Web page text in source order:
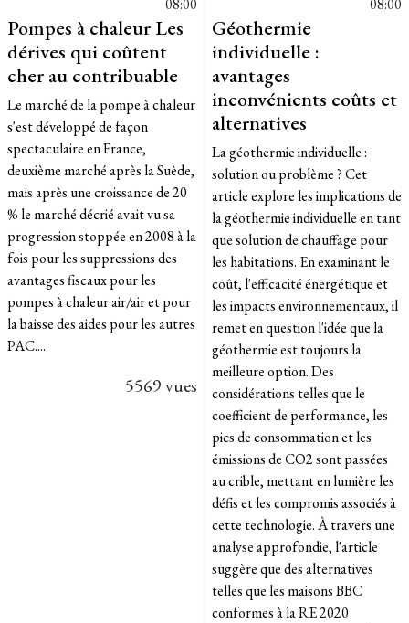
08:00
Pompes à chaleur Les
dérives qui coûtent
cher au contribuable
Le marché de la pompe à chaleur
s'est développé de façon
spectaculaire en France,
deuxième marché après la Suède,
mais après une croissance de 20
% le marché décrié avait vu sa
progression stoppée en 2008 à la
fois pour les suppressions des
avantages fiscaux pour les
pompes à chaleur air/air et pour
la baisse des aides pour les autres
PAC....
5569 vues
08:00
Géothermie
individuelle :
avantages
inconvénients coûts et
alternatives
La géothermie individuelle :
solution ou problème ? Cet
article explore les implications de
la géothermie individuelle en tant
que solution de chauffage pour
les habitations. En examinant le
coût, l'efficacité énergétique et
les impacts environnementaux, il
remet en question l'idée que la
géothermie est toujours la
meilleure option. Des
considérations telles que le
coefficient de performance, les
pics de consommation et les
émissions de CO2 sont passées
au crible, mettant en lumière les
défis et les compromis associés à
cette technologie. À travers une
analyse approfondie, l'article
suggère que des alternatives
telles que les maisons BBC
conformes à la RE 2020